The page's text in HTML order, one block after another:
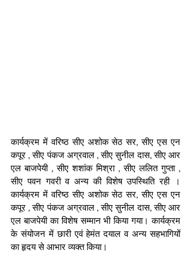
कार्यक्रम में वरिष्ठ सीए अशोक सेठ सर, सीए एस एन
कपूर , सीए पंकज अग्रवाल , सीए सुनील दास, सीए आर
एल बाजपेयी , सीए शशांक मिश्रा , सीए ललित गुप्ता ,
सीए पवन गवरी व अन्य की विशेष उपस्थिति रही ।
कार्यक्रम में वरिष्ठ सीए अशोक सेठ सर, सीए एस एन
कपूर , सीए पंकज अग्रवाल , सीए सुनील दास, सीए आर
एल बाजपेयी का विशेष सम्मान भी किया गया। कार्यक्रम
के संयोजन में छारी एवं हेमंत दयाल व अन्य सहभागियों
का हृदय से आभार व्यक्त किया।